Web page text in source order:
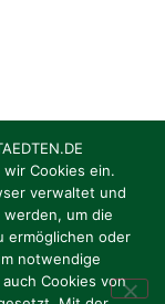
Cookies ein.
verwaltet und
um die
ermöglichen oder
notwendige
Cookies von